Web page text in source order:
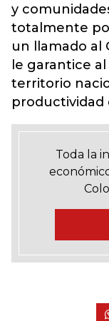
y
totalmente
un llamado al
le garantice
territorio
productividad
Toda la